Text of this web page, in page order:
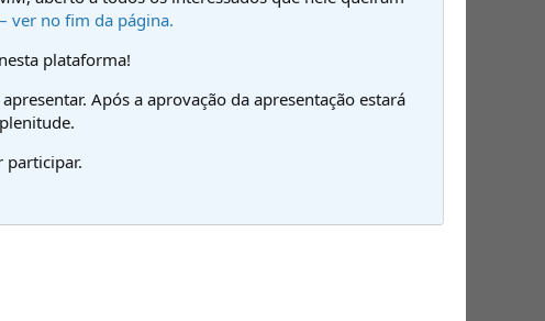
ver no fim da página.
plataforma!
Após a aprovação da apresentação estará
participar.